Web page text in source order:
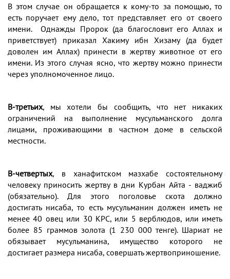
В этом случае он обращается к кому-то за помощью, то
есть поручает ему дело, тот представляет его от своего
имени. Однажды Пророк (да благословит его Аллах и
приветствует) приказал Хакиму ибн Хизаму (да будет
доволен им Аллах) принести в жертву животное от его
имени. Из этого случая ясно, что жертву можно принести
через уполномоченное лицо.
В-третьих, мы хотели бы сообщить, что нет никаких
ограничений на выполнение мусульманского долга
лицами, проживающими в частном доме в сельской
местности.
В-четвертых, в ханафитском мазхабе состоятельному
человеку приносить жертву в дни Курбан Айта - ваджиб
(обязательно). Для этого поголовье скота должно
достигать нисаба, то есть мусульманин должен иметь не
менее 40 овец или 30 КРС, или 5 верблюдов, или иметь
более 85 граммов золота (1 230 000 тенге). Шариат не
обязывает мусульманина, имущество которого не
достигает размера нисаба, совершать жертвоприношение.